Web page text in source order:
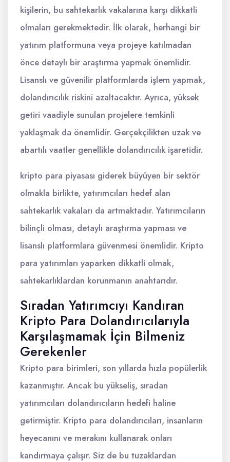
kişilerin, bu sahtekarlık vakalarına karşı dikkatli
olmaları gerekmektedir. İlk olarak, herhangi bir
yatırım platformuna veya projeye katılmadan
önce detaylı bir araştırma yapmak önemlidir.
Lisanslı ve güvenilir platformlarda işlem yapmak,
dolandırıcılık riskini azaltacaktır. Ayrıca, yüksek
getiri vaadiyle sunulan projelere temkinli
yaklaşmak da önemlidir. Gerçekçilikten uzak ve
abartılı vaatler genellikle dolandırıcılık işaretidir.
kripto para piyasası giderek büyüyen bir sektör
olmakla birlikte, yatırımcıları hedef alan
sahtekarlık vakaları da artmaktadır. Yatırımcıların
bilinçli olması, detaylı araştırma yapması ve
lisanslı platformlara güvenmesi önemlidir. Kripto
para yatırımları yaparken dikkatli olmak,
sahtekarlıklardan korunmanın anahtarıdır.
Sıradan Yatırımcıyı Kandıran
Kripto Para Dolandırıcılarıyla
Karşılaşmamak İçin Bilmeniz
Gerekenler
Kripto para birimleri, son yıllarda hızla popülerlik
kazanmıştır. Ancak bu yükseliş, sıradan
yatırımcıları dolandırıcıların hedefi haline
getirmiştir. Kripto para dolandırıcıları, insanların
heyecanını ve merakını kullanarak onları
kandırmaya çalışır. Siz de bu tuzaklardan